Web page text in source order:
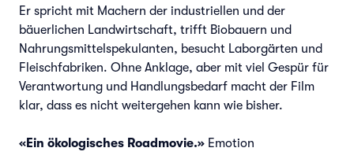
Er spricht mit Machern der industriellen und der
bäuerlichen Landwirtschaft, trifft Biobauern und
Nahrungsmittelspekulanten, besucht Laborgärten und
Fleischfabriken. Ohne Anklage, aber mit viel Gespür für
Verantwortung und Handlungsbedarf macht der Film
klar, dass es nicht weitergehen kann wie bisher.
«Ein ökologisches Roadmovie.» Emotion